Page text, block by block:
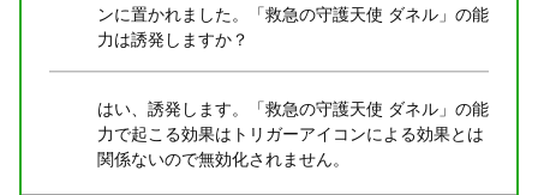
ンに置かれました。「救急の守護天使 ダネル」の能
力は誘発しますか？
はい、誘発します。「救急の守護天使 ダネル」の能
力で起こる効果はトリガーアイコンによる効果とは
関係ないので無効化されません。